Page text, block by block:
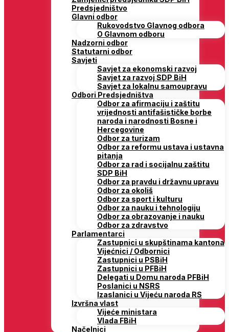
Predsjedništvo
Glavni odbor
Rukovodstvo Glavnog odbora
O Glavnom odboru
Nadzorni odbor
Statutarni odbor
Savjeti
Savjet za ekonomski razvoj
Savjet za razvoj SDP BiH
Savjet za lokalnu samoupravu
Odbori Predsjedništva
Odbor za afirmaciju i zaštitu
vrijednosti antifašističke borbe
naroda i narodnosti Bosne i
Hercegovine
Odbor za turizam
Odbor za reformu ustava i ustavna
pitanja
Odbor za rad i socijalnu zaštitu
SDP BiH
Odbor za pravdu i državnu upravu
Odbor za okoliš
Odbor za sport i kulturu
Odbor za nauku i tehnologiju
Odbor za obrazovanje i nauku
Odbor za zdravstvo
Parlamentarci
Zastupnici u skupštinama kantona
Vijećnici / Odbornici
Zastupnici u PSBiH
Zastupnici u PFBiH
Delegati u Domu naroda PFBiH
Poslanici u NSRS
Izaslanici u Vijeću naroda RS
Izvršna vlast
Vijeće ministara
Vlada FBiH
Načelnici